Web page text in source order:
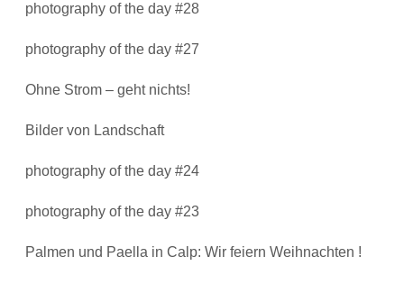
photography of the day #28
photography of the day #27
Ohne Strom – geht nichts!
Bilder von Landschaft
photography of the day #24
photography of the day #23
Palmen und Paella in Calp: Wir feiern Weihnachten !